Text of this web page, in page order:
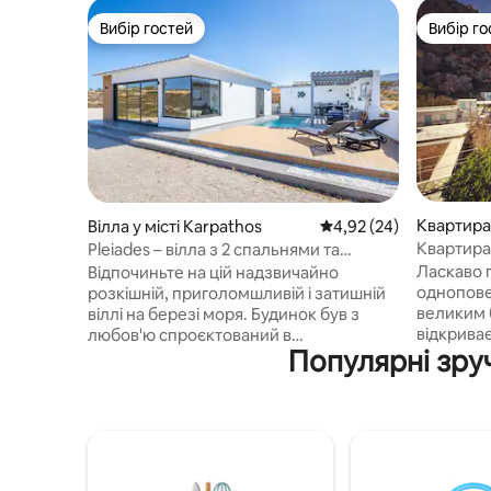
Вибір гостей
Вибір гостей
Вілла у місті Karpathos Середня оцінка: 4,92
4,92 (24)
Pleiades – вілла з 2 спальнями та
басейном над морем
Відпочиньте на цій надзвичайно
розкішній, приголомшливій і затишній
віллі на березі моря. Будинок був з
любов'ю спроєктований в
індустріальному стилі з північними
деталями, які створюють розкішну й
Амоопі з дрібним піском і хвилями, що
Вибір
Вибір
Квартира
Ласкаво
великим
Популярні